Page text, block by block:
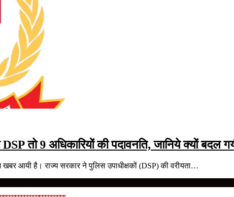
तो 9 अधिकारियों की पदावनति, जानिये क्यों बदल
आयी है। राज्य सरकार ने पुलिस उपाधीक्षकों (DSP) की वरीयता…